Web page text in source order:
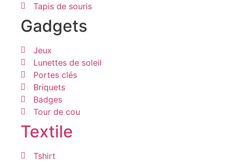
Tapis de souris
Gadgets
Jeux
Lunettes de soleil
Portes clés
Briquets
Badges
Tour de cou
Textile
Tshirt